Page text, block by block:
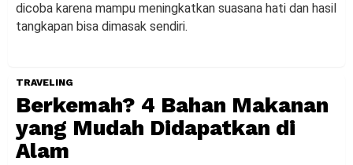
dicoba karena mampu meningkatkan suasana hati dan hasil
tangkapan bisa dimasak sendiri.
TRAVELING
Berkemah? 4 Bahan Makanan
yang Mudah Didapatkan di
Alam